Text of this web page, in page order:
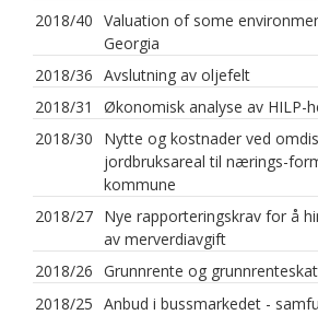
2018/40 Valuation of some
Georgia
2018/36 Avslutning av oljefelt
2018/31
Økonomisk analyse av HILP-
2018/30
Nytte og kostnader ved
jordbruksareal til nærings-
kommune
2018/27 Nye rapporteringskrav for å
av merverdiavgift
2018/26 Grunnrente og
2018/25 Anbud i bussmarkedet -